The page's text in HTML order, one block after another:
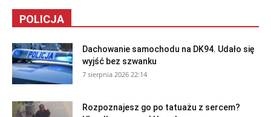
POLICJA
Dachowanie samochodu na DK94. Udało się
wyjść bez szwanku
7 sierpnia 2026 22:14
Rozpoznajesz go po tatuażu z sercem?